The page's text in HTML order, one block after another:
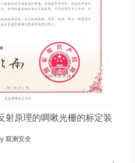
射原理的啁啾光栅的标定装
双测安全